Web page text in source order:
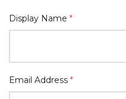
Display Name *
Email Address *